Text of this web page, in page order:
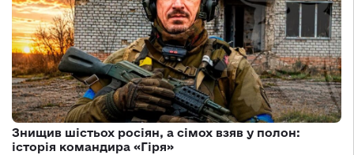
Знищив шістьох росіян, а сімох взяв у полон:
історія командира «Гіря»